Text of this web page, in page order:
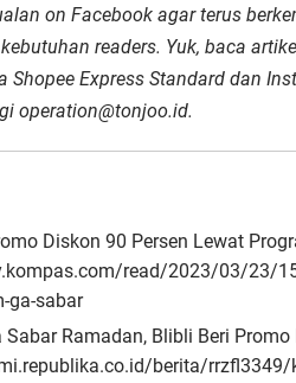
on Facebook agar terus
readers. Yuk, baca
Shopee Express Standard dan
operation@tonjoo.id.
Diskon 90 Persen Lewat
read/2023/03/23/
ga-sabar
Sabar Ramadan, Blibli Beri
berita/rrzfl3349/